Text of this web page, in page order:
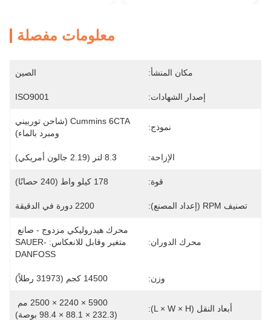
معلومات مفصلة
مكان المنشأ: الصين
إصدار الشهادات: ISO9001
نموذج:
ومبرد بالماء)
الإزاحة: 8.3 لتر (2.19 جالون أمريكي)
قوة: 178 كيلو واط (240 حصانًا)
تصنيف RPM (إعداد المصنع): 2200 دورة في الدقيقة
محرك الدوران:
متغير وقابل للانعكاس: SAUER-
DANFOSS
وزن: 14500 كجم (31973 رطلاً)
أبعاد النقل (L × W × H):
(232.3 × 88.1 × 98.4 بوصة)